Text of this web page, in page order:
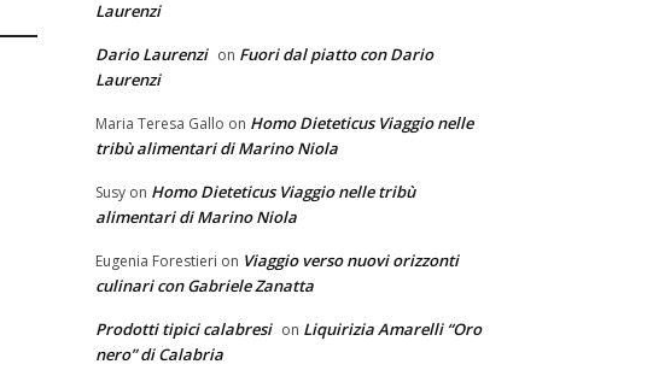
Laurenzi
Dario Laurenzi on Fuori dal piatto con Dario
Laurenzi
Maria Teresa Gallo on Homo Dieteticus Viaggio nelle
tribù alimentari di Marino Niola
Susy on Homo Dieteticus Viaggio nelle tribù
alimentari di Marino Niola
Eugenia Forestieri on Viaggio verso nuovi orizzonti
culinari con Gabriele Zanatta
Prodotti tipici calabresi on Liquirizia Amarelli “Oro
nero” di Calabria